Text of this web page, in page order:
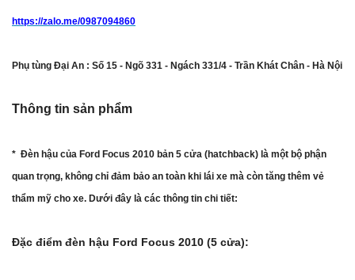
https://zalo.me/0987094860
Phụ tùng Đại An : Số 15 - Ngõ 331 - Ngách 331/4 - Trần Khát Chân - Hà Nội
Thông tin sản phẩm
* Đèn hậu của Ford Focus 2010 bản 5 cửa (hatchback) là một bộ phận
quan trọng, không chỉ đảm bảo an toàn khi lái xe mà còn tăng thêm vẻ
thẩm mỹ cho xe. Dưới đây là các thông tin chi tiết:
Đặc điểm đèn hậu Ford Focus 2010 (5 cửa):